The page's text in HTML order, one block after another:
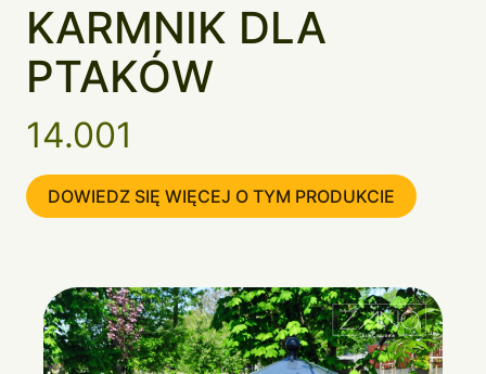
KARMNIK DLA
PTAKÓW
14.001
DOWIEDZ SIĘ WIĘCEJ O TYM PRODUKCIE